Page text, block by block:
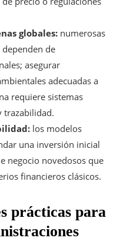
globales: numerosas
de
asegurar
adecuadas a
requiere sistemas
trazabilidad.
los modelos
una inversión inicial
negocio novedosos que
financieros clásicos.
prácticas para